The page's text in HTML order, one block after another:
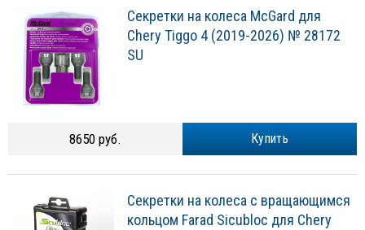
Секретки на колеса McGard для
Chery Tiggo 4 (2019-2026) № 28172
SU
Купить
8650 руб.
Секретки на колеса с вращающимся
кольцом Farad Sicubloc для Chery